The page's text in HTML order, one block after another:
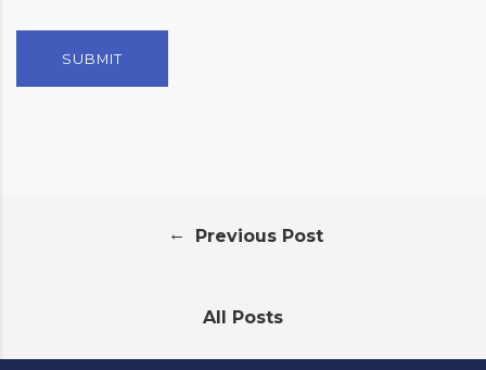
← Previous Post
All Posts